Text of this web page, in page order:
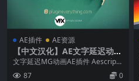
AE插件 AE资源
【中文汉化】AE文字延迟动画
快速制作插件 TextDelay v1.
文字延迟MG动画AE插件 Aescripts
87 0